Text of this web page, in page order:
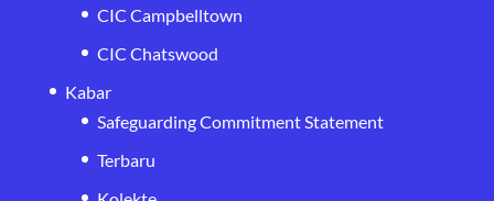
CIC Campbelltown
CIC Chatswood
Kabar
Safeguarding Commitment Statement
Terbaru